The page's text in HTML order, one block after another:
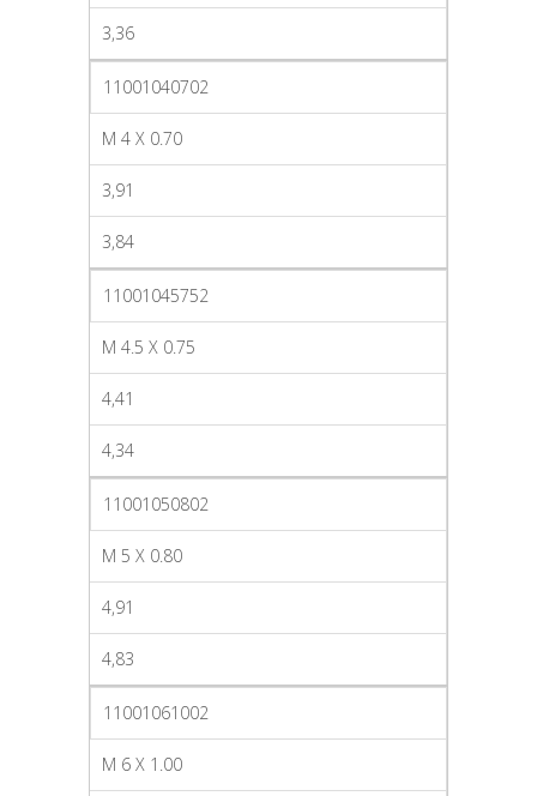
3,36
11001040702
M 4 X 0.70
3,91
3,84
11001045752
M 4.5 X 0.75
4,41
4,34
11001050802
M 5 X 0.80
4,91
4,83
11001061002
M 6 X 1.00